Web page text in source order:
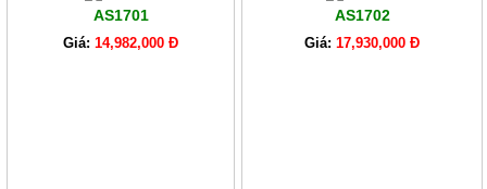
AS1701
Giá: 14,982,000 Đ
AS1702
Giá: 17,930,000 Đ